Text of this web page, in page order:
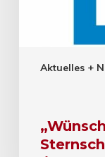
Aktuelles +